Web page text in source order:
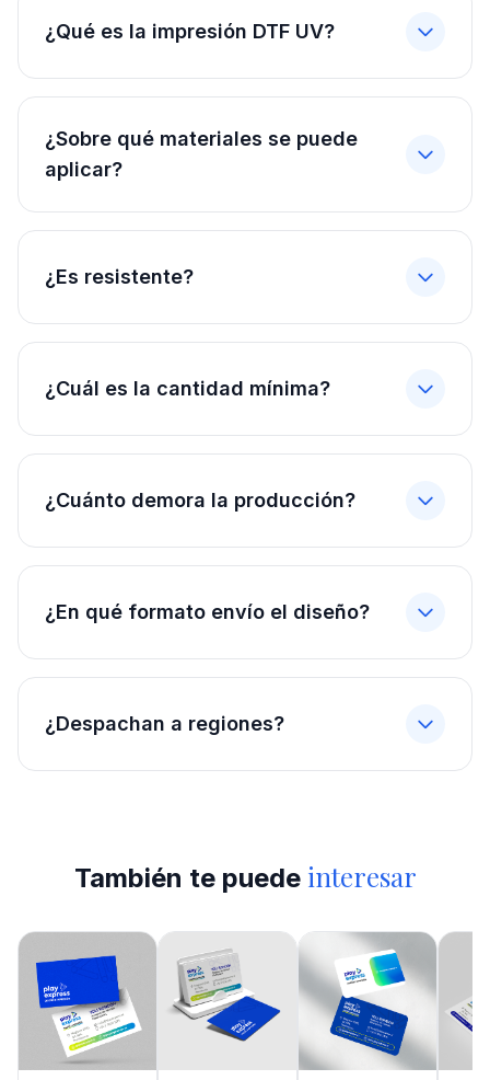
¿Qué es la impresión DTF UV?
¿Sobre qué materiales se puede
aplicar?
¿Es resistente?
¿Cuál es la cantidad mínima?
¿Cuánto demora la producción?
¿En qué formato envío el diseño?
¿Despachan a regiones?
También te puede interesar